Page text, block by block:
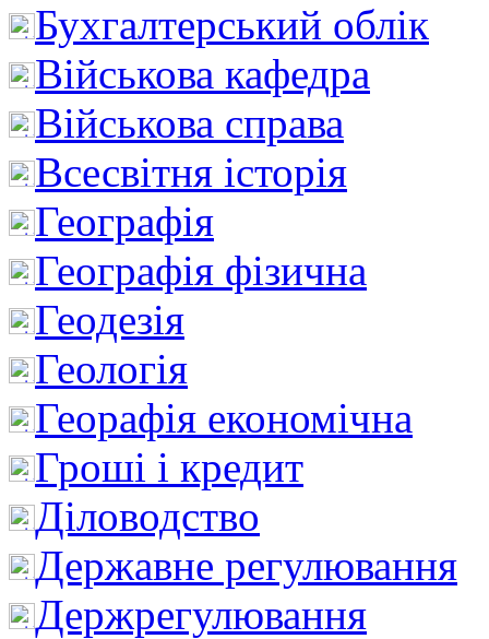
Бухгалтерський облік
Військова кафедра
Військова справа
Всесвітня історія
Географія
Географія фізична
Геодезія
Геологія
Георафія економічна
Гроші і кредит
Діловодство
Державне регулювання
Держрегулювання